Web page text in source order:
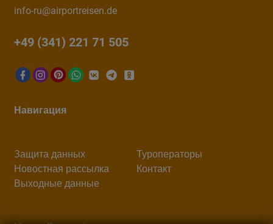
info-ru@airportreisen.de
+49 (341) 221 71 505
Навигация
Защита данных
Туроператоры
Новостная рассылка
Контакт
Выходные данные